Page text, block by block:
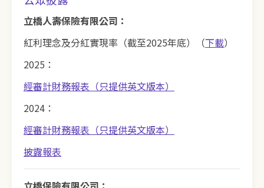
立橋人壽保險有限公司：
紅利理念及分紅實現率（截至2025年底）（下載）
2025：
經審計財務報表（只提供英文版本）
2024：
經審計財務報表（只提供英文版本）
披露報表